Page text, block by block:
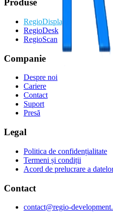
Produse
RegioDisplay
RegioDesk
RegioScan
Companie
Despre noi
Cariere
Contact
Suport
Presă
Legal
Politica de confidențialitate
Termeni și condiții
Acord de prelucrare a
Contact
contact@regio-